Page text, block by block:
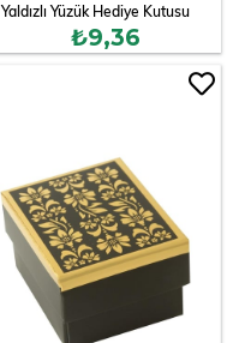
Yaldızlı Yüzük Hediye Kutusu
₺9,36